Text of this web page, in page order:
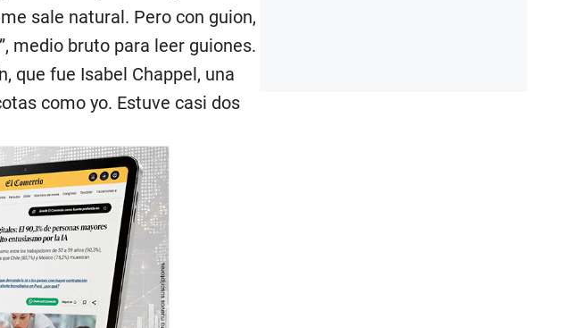
sale natural. Pero con guion,
medio bruto para leer guiones.
que fue Isabel Chappel, una
como yo. Estuve casi dos